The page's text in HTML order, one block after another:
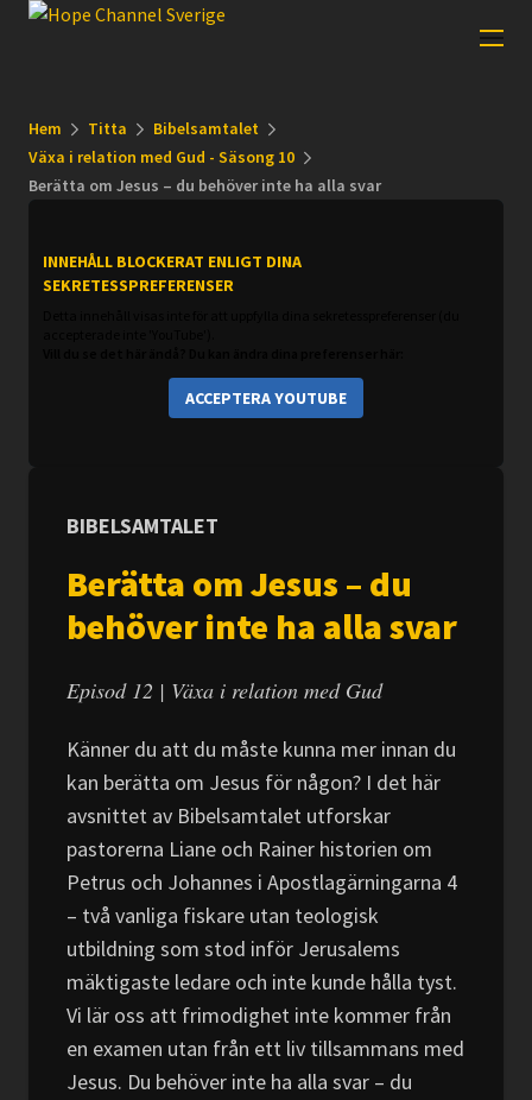
Hem Titta
Bibelsamtalet
Växa i relation med Gud - Säsong 10
Berätta om Jesus – du behöver inte ha alla svar
INNEHÅLL BLOCKERAT ENLIGT DINA
SEKRETESSPREFERENSER
ACCEPTERA YOUTUBE
BIBELSAMTALET
Berätta om Jesus – du
behöver inte ha alla svar
Episod 12 | Växa i relation med Gud
Känner du att du måste kunna mer innan du
kan berätta om Jesus för någon? I det här
avsnittet av Bibelsamtalet utforskar
pastorerna Liane och Rainer historien om
Petrus och Johannes i Apostlagärningarna 4
– två vanliga fiskare utan teologisk
utbildning som stod inför Jerusalems
mäktigaste ledare och inte kunde hålla tyst.
Vi lär oss att frimodighet inte kommer från
en examen utan från ett liv tillsammans med
Jesus. Du behöver inte ha alla svar – du